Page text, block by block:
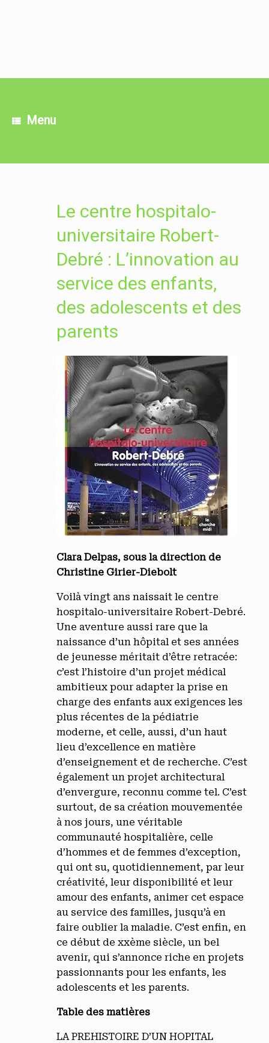
Menu
Le centre hospitalo-
universitaire Robert-
Debré : L’innovation au
service des enfants,
des adolescents et des
parents
Clara Delpas, sous la direction de
Christine Girier-Diebolt
Voilà vingt ans naissait le centre
hospitalo-universitaire Robert-Debré.
Une aventure aussi rare que la
naissance d’un hôpital et ses années
de jeunesse méritait d’être retracée:
c’est l’histoire d’un projet médical
ambitieux pour adapter la prise en
charge des enfants aux exigences les
plus récentes de la pédiatrie
moderne, et celle, aussi, d’un haut
lieu d’excellence en matière
d’enseignement et de recherche. C’est
également un projet architectural
d’envergure, reconnu comme tel. C’est
surtout, de sa création mouvementée
à nos jours, une véritable
communauté hospitalière, celle
d’hommes et de femmes d’exception,
qui ont su, quotidiennement, par leur
créativité, leur disponibilité et leur
amour des enfants, animer cet espace
au service des familles, jusqu’à en
faire oublier la maladie. C’est enfin, en
ce début de xxème siècle, un bel
avenir, qui s’annonce riche en projets
passionnants pour les enfants, les
adolescents et les parents.
Table des matières
LA PREHISTOIRE D’UN HOPITAL